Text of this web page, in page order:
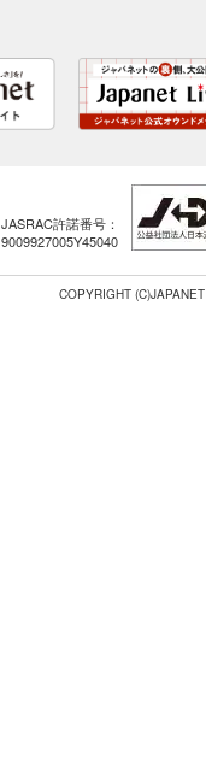
JASRAC許諾番号：
9009927005Y45040
COPYRIGHT